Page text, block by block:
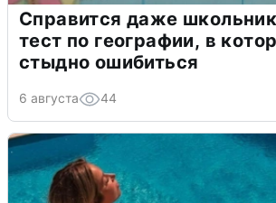
Справится даже
тест по географии, в
стыдно ошибиться
6 августа 44